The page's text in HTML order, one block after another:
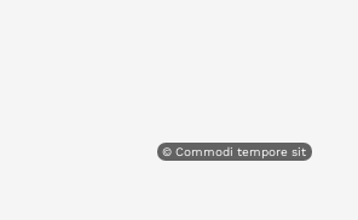
© Commodi tempore sit